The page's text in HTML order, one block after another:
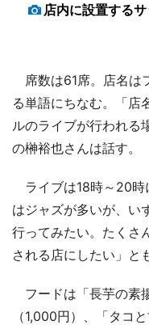
店内に設置する
席数は61席。店名は
る単語にちなむ。「店
ルのライブが行われる
の榊裕也さんは話す。
ライブは18時～20時
はジャズが多いが、い
行ってみたい。たくさ
される店にしたい」と
フードは「長芋の素
（1,000円）、「タコ